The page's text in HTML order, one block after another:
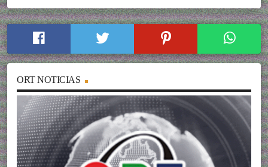
ORT NOTICIAS